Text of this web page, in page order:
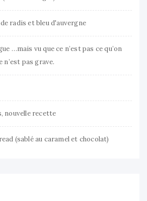
radis et bleu d'auvergne
…mais vu que ce n’est pas ce qu’on
n’est pas grave.
nouvelle recette
(sablé au caramel et chocolat)